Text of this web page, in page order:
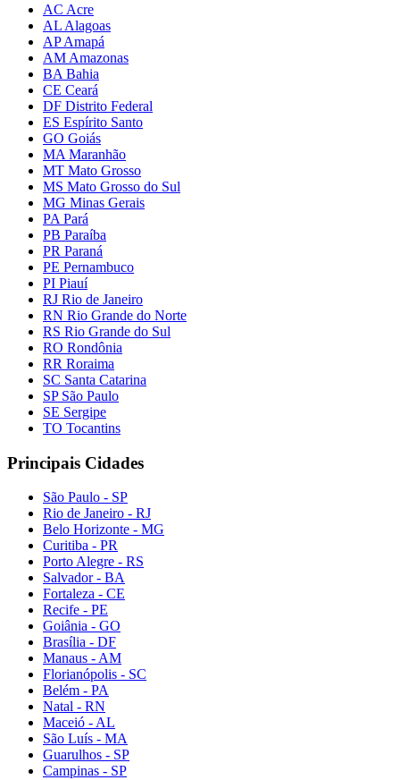
AC Acre
AL Alagoas
AP Amapá
AM Amazonas
BA Bahia
CE Ceará
DF Distrito Federal
ES Espírito Santo
GO Goiás
MA Maranhão
MT Mato Grosso
MS Mato Grosso do Sul
MG Minas Gerais
PA Pará
PB Paraíba
PR Paraná
PE Pernambuco
PI Piauí
RJ Rio de Janeiro
RN Rio Grande do Norte
RS Rio Grande do Sul
RO Rondônia
RR Roraima
SC Santa Catarina
SP São Paulo
SE Sergipe
TO Tocantins
Principais Cidades
São Paulo - SP
Rio de Janeiro - RJ
Belo Horizonte - MG
Curitiba - PR
Porto Alegre - RS
Salvador - BA
Fortaleza - CE
Recife - PE
Goiânia - GO
Brasília - DF
Manaus - AM
Florianópolis - SC
Belém - PA
Natal - RN
Maceió - AL
São Luís - MA
Guarulhos - SP
Campinas - SP